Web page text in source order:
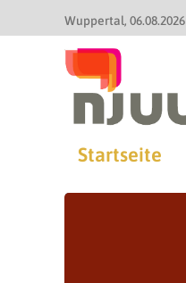
Wuppertal 06.08.2026
Startseite